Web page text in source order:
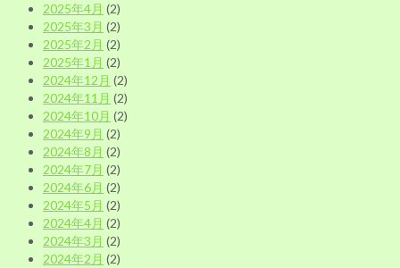
2025年4月 (2)
2025年3月 (2)
2025年2月 (2)
2025年1月 (2)
2024年12月 (2)
2024年11月 (2)
2024年10月 (2)
2024年9月 (2)
2024年8月 (2)
2024年7月 (2)
2024年6月 (2)
2024年5月 (2)
2024年4月 (2)
2024年3月 (2)
2024年2月 (2)